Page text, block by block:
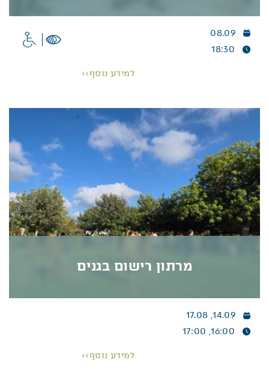
קונצרט שקיעה –
מה קורה כששישה וירטואוזים נפגשים על במה אחת?
קאמרית לעוצמה של תזמורת קטנה. אנסמבל קפיטולינה
בקונצרט יוצא דופן המוקדש ליופי שבשילוב בין כלי
נשיפה לפסנתר, ובין יצירות מופת מוכרות לפנינים
נסתרות של מלחינות דגולות.
פרטים נוספים >>
08.09
18:30
למידע נוסף>>
מרתון רישום בגנים
מרתון רישום בגנים
14.09, 17.08
16:00, 17:00
למידע נוסף>>